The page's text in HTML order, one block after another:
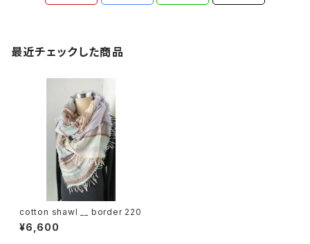
最近チェックした商品
cotton shawl __ border 220
¥6,600